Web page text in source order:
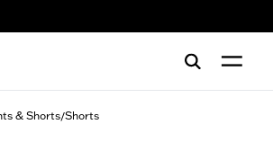
& Shorts/Shorts